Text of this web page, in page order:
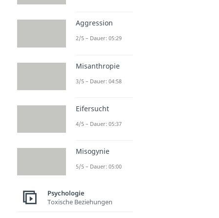
Aggression
2/5 – Dauer: 05:29
Misanthropie
3/5 – Dauer: 04:58
Eifersucht
4/5 – Dauer: 05:37
Misogynie
5/5 – Dauer: 05:00
Psychologie
Toxische Beziehungen